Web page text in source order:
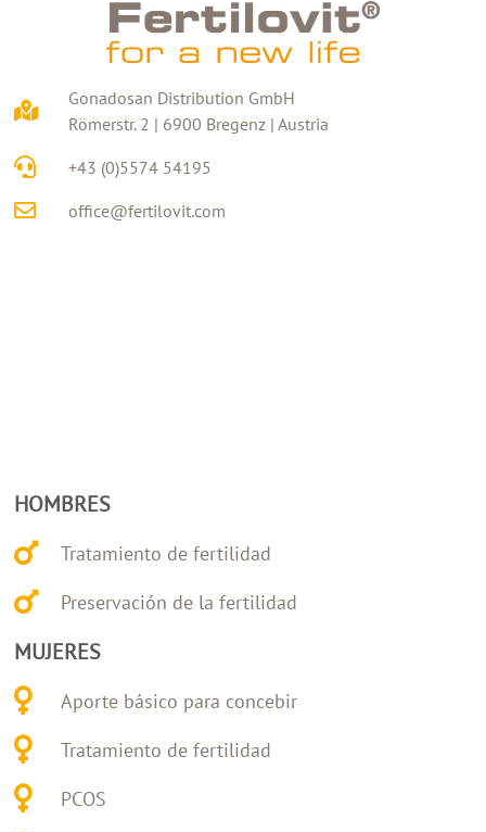
Gonadosan Distribution GmbH
Römerstr. 2 | 6900 Bregenz | Austria
+43 (0)5574 54195
office@fertilovit.com
HOMBRES
Tratamiento de fertilidad
Preservación de la fertilidad
MUJERES
Aporte básico para concebir
Tratamiento de fertilidad
PCOS